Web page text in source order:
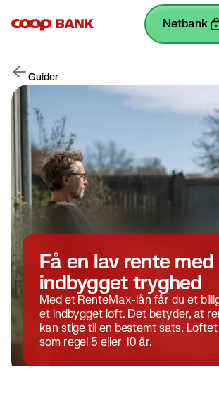
netbank
Guider
Få en lav rente med
indbygget tryghed
Med et RenteMax-lån får du et
et indbygget loft. Det betyder, at
kan stige til en bestemt sats.
som regel 5 eller 10 år.